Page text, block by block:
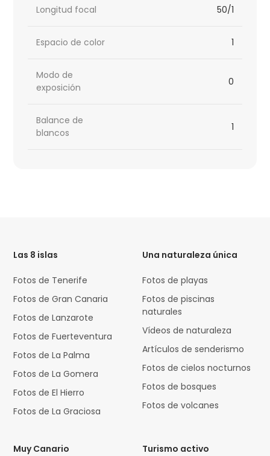
Longitud focal 50/1
Espacio de color 1
Modo de
exposición
0
Balance de
blancos
1
Las 8 islas
Fotos de Tenerife
Fotos de Gran Canaria
Fotos de Lanzarote
Fotos de Fuerteventura
Fotos de La Palma
Fotos de La Gomera
Fotos de El Hierro
Fotos de La Graciosa
Una naturaleza única
Fotos de playas
Fotos de piscinas
naturales
Vídeos de naturaleza
Artículos de senderismo
Fotos de cielos nocturnos
Fotos de bosques
Fotos de volcanes
Muy Canario Turismo activo